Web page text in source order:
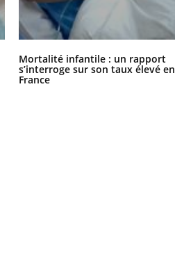
Mortalité infantile : un rapport
s’interroge sur son taux élevé en
France